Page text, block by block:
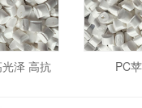
泽 高抗 PC